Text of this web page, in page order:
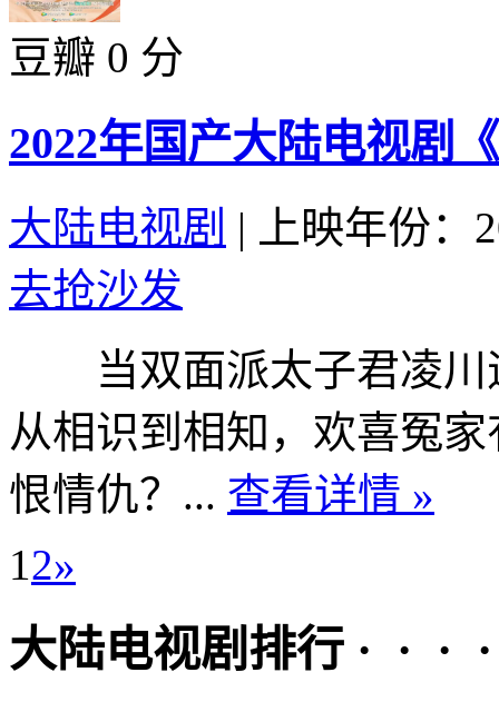
豆瓣 0 分
2022年国产大陆电视剧
大陆电视剧 |
上映年份：
去抢沙发
当双面派太子君凌川
从相识到相知，欢喜冤
恨情仇？... 查看详情 »
1 2»
大陆电视剧排行 · · ·